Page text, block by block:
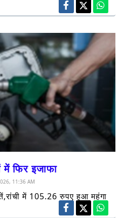
फिर इजाफा
11:36 AM
में 105.26 रुपए हुआ महंगा